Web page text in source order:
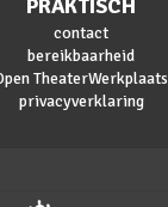
PRAKTISCH
contact
bereikbaarheid
TheaterWerkplaats
privacyverklaring